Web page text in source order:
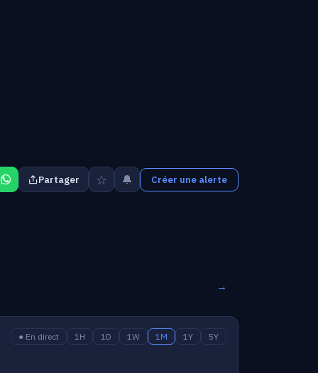
Partager ☆ 🔔 Créer une alerte
→
● En direct 1H 1D 1W 1M 1Y 5Y